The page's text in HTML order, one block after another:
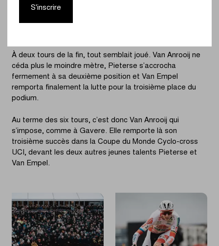
23 secondes. Van der Heijden et Van Empel se livrèrent
quant à elles une jolie bataille pour la troisième place, à
À deux tours de la fin, tout semblait joué. Van Anrooij ne
céda plus le moindre mètre, Pieterse s’accrocha
fermement à sa deuxième position et Van Empel
remporta finalement la lutte pour la troisième place du
podium.
Au terme des six tours, c’est donc Van Anrooij qui
s’impose, comme à Gavere. Elle remporte là son
troisième succès dans la Coupe du Monde Cyclo-cross
UCI, devant les deux autres jeunes talents Pieterse et
Van Empel.
S'inscrire